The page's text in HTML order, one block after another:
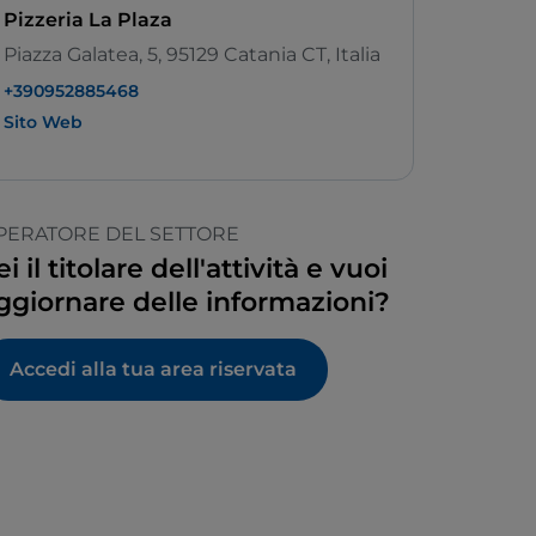
Pizzeria La Plaza
Piazza Galatea, 5, 95129 Catania CT, Italia
+390952885468
Sito Web
DEL SETTORE
il titolare dell'attività e vuoi
delle informazioni?
Accedi alla tua area riservata